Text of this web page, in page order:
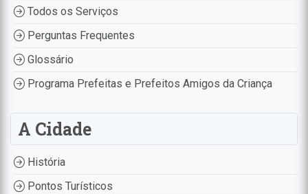
Todos os Serviços
Perguntas Frequentes
Glossário
Programa Prefeitas e Prefeitos Amigos da Criança
A Cidade
História
Pontos Turísticos